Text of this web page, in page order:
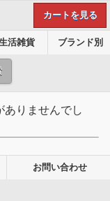
カートを見る
活雑貨 ブランド別
ありませんでし
お問い合わせ